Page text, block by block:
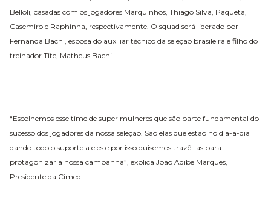
Belloli, casadas com os jogadores Marquinhos, Thiago Silva, Paquetá,
Casemiro e Raphinha, respectivamente. O squad será liderado por
Fernanda Bachi, esposa do auxiliar técnico da seleção brasileira e filho do
treinador Tite, Matheus Bachi.
“Escolhemos esse time de super mulheres que são parte fundamental do
sucesso dos jogadores da nossa seleção. São elas que estão no dia-a-dia
dando todo o suporte a eles e por isso quisemos trazê-las para
protagonizar a nossa campanha”, explica João Adibe Marques,
Presidente da Cimed.